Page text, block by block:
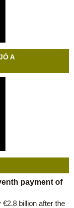
A
payment of
billion after the